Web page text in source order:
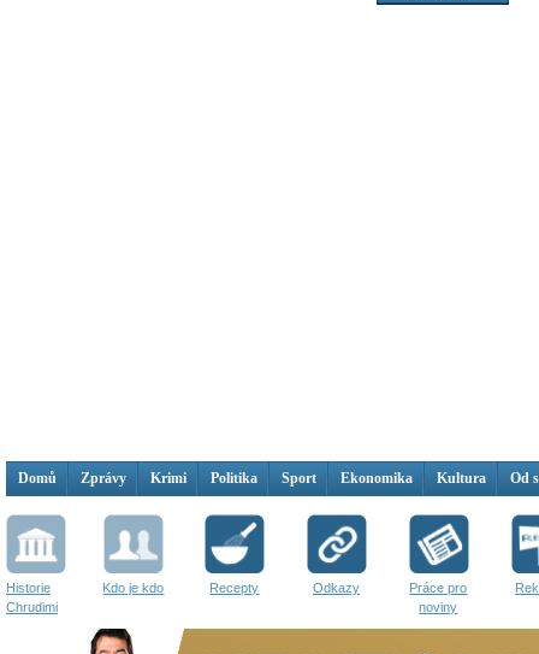
Domů Zprávy Krimi Politika Sport Ekonomika Kultura Od
Historie
Chrudimi
Kdo je kdo Recepty Odkazy
Práce pro
noviny